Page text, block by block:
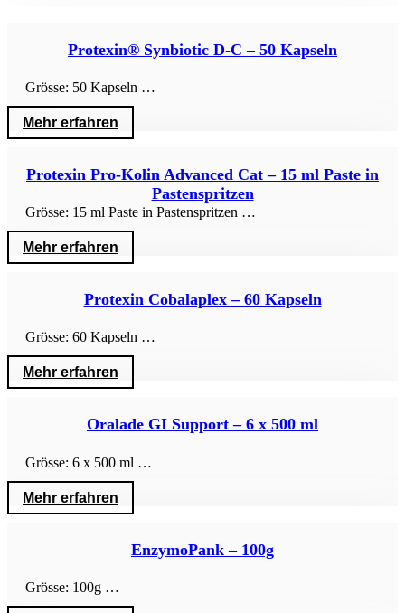
Protexin® Synbiotic D-C – 50 Kapseln
Grösse: 50 Kapseln …
Mehr erfahren
Protexin Pro-Kolin Advanced Cat – 15 ml Paste in
Pastenspritzen
Grösse: 15 ml Paste in Pastenspritzen …
Mehr erfahren
Protexin Cobalaplex – 60 Kapseln
Grösse: 60 Kapseln …
Mehr erfahren
Oralade GI Support – 6 x 500 ml
Grösse: 6 x 500 ml …
Mehr erfahren
EnzymoPank – 100g
Grösse: 100g …